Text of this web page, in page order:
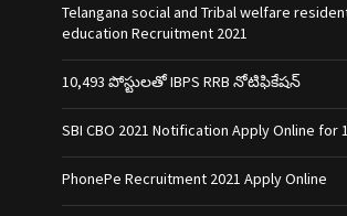
Telangana social and Tribal welfare
education Recruitment 2021
10,493 పోస్టులతో IBPS RRB నోటిఫికేషన్‌
SBI CBO 2021 Notification Apply Online for
PhonePe Recruitment 2021 Apply Online